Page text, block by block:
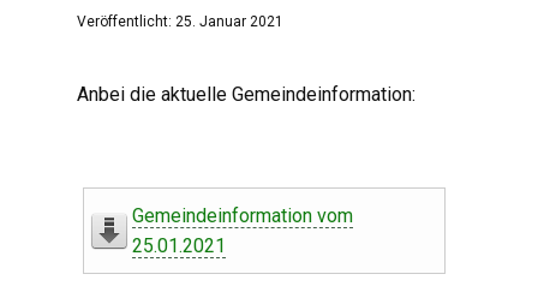
Veröffentlicht: 25. Januar 2021
Anbei die aktuelle Gemeindeinformation:
Gemeindeinformation vom
25.01.2021